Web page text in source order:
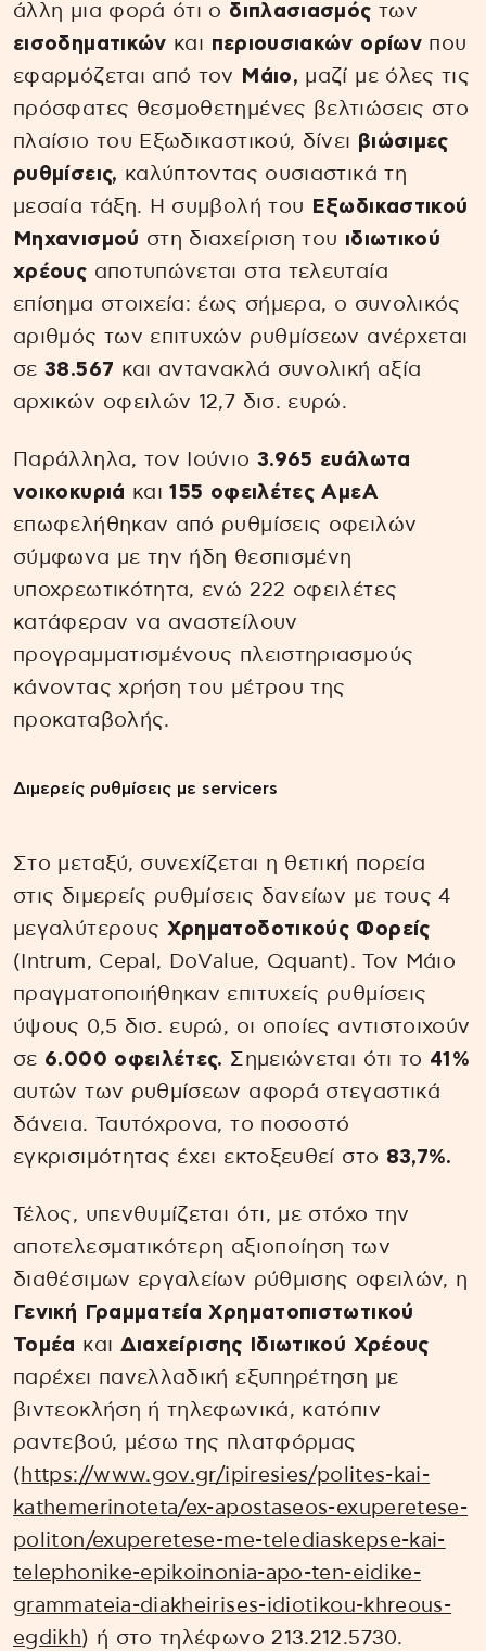
άλλη μια φορά ότι ο διπλασιασμός των
εισοδηματικών και περιουσιακών ορίωνπου
εφαρμόζεται από τον
Μάιο, μαζί με όλες τις
πρόσφατες θεσμοθετημένες βελτιώσεις στο
πλαίσιο του Εξωδικαστικού, δίνει βιώσιμες
ρυθμίσεις, καλύπτοντας ουσιαστικά τη
μεσαία τάξη. Η συμβολή του
Εξωδικαστικού
Μηχανισμού στη διαχείριση του ιδιωτικού
χρέους αποτυπώνεται στα τελευταία
επίσημα στοιχεία: έως σήμερα, ο συνολικός
αριθμός των επιτυχών ρυθμίσεων ανέρχεται
σε38.567 και αντανακλά συνολική αξία
αρχικών οφειλών 12,7 δισ. ευρώ.
Παράλληλα, τον Ιούνιο 3.965 ευάλωτα
νοικοκυριά και155 οφειλέτες ΑμεΑ
επωφελήθηκαν από ρυθμίσεις οφειλών
σύμφωνα με την ήδη θεσπισμένη
υποχρεωτικότητα, ενώ 222 οφειλέτες
κατάφεραν να αναστείλουν
προγραμματισμένους πλειστηριασμούς
κάνοντας χρήση του μέτρου της
προκαταβολής.
Διμερείς ρυθμίσεις με servicers
Στο μεταξύ, συνεχίζεται η θετική πορεία
στις διμερείς ρυθμίσεις δανείων με τους 4
μεγαλύτερους Χρηματοδοτικούς Φορείς
(Intrum, Cepal, DoValue, Qquant). Τον Μάιο
πραγματοποιήθηκαν επιτυχείς ρυθμίσεις
ύψους 0,5 δισ. ευρώ, οι οποίες αντιστοιχούν
σε 6.000 οφειλέτες. Σημειώνεται ότι το 41%
αυτών των ρυθμίσεων αφορά στεγαστικά
δάνεια. Ταυτόχρονα, το ποσοστό
εγκρισιμότητας έχει εκτοξευθεί στο 83,7%.
Τέλος, υπενθυμίζεται ότι, με στόχο την
αποτελεσματικότερη αξιοποίηση των
διαθέσιμων εργαλείων ρύθμισης οφειλών, η
Γενική Γραμματεία Χρηματοπιστωτικού
Τομέα και Διαχείρισης Ιδιωτικού Χρέους
παρέχει πανελλαδική εξυπηρέτηση με
βιντεοκλήση ή τηλεφωνικά, κατόπιν
ραντεβού, μέσω της πλατφόρμας
( https://www.gov.gr/ipiresies/polites-kai-
kathemerinoteta/ex-apostaseos-exuperetese-
politon/exuperetese-me-telediaskepse-kai-
telephonike-epikoinonia-apo-ten-eidike-
grammateia-diakheirises-idiotikou-khreous-
egdikh) ή στο τηλέφωνο 213.212.5730.